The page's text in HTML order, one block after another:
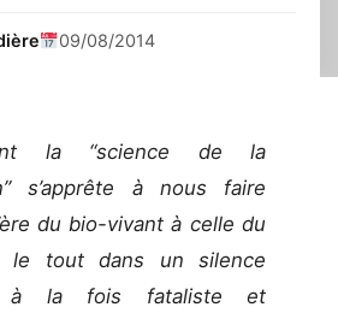
09/08/2014
la “science de la
s’apprête à nous faire
du bio-vivant à celle du
le tout dans un silence
à la fois fataliste et